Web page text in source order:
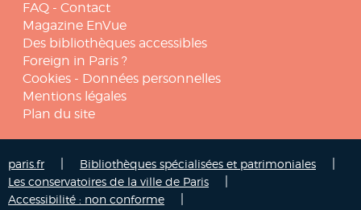
FAQ - Contact
Magazine EnVue
Des bibliothèques accessibles
Foreign in Paris ?
Cookies - Données personnelles
Mentions légales
Plan du site
paris.fr Bibliothèques spécialisées et patrimoniales
Les conservatoires de la ville de Paris
Accessibilité : non conforme